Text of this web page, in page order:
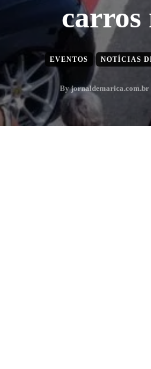
carros
EVENTOS NOTÍCIAS
By jornaldemarica.com.br